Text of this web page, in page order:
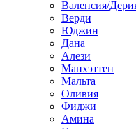
Валенсия/
Верди
Юджин
Дана
Алези
Манхэттен
Мальта
Оливия
Фиджи
Амина